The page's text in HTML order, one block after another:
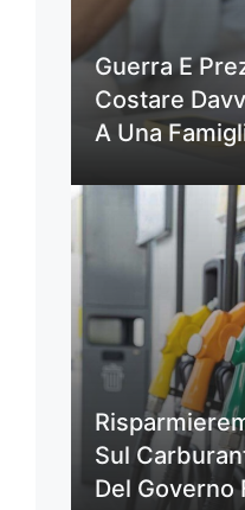
Guerra E
Costare
A Una
Sul
Del Governo